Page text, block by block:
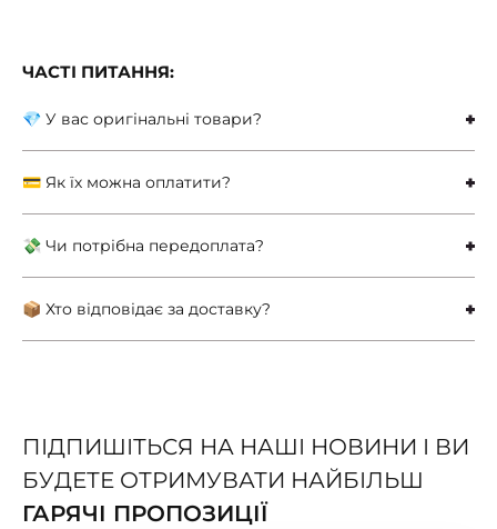
ЧАСТІ ПИТАННЯ:
💎 У вас оригінальні товари?
💳 Як їх можна оплатити?
💸 Чи потрібна передоплата?
📦 Хто відповідає за доставку?
ПІДПИШІТЬСЯ НА НАШІ НОВИНИ І ВИ
БУДЕТЕ ОТРИМУВАТИ НАЙБІЛЬШ
ГАРЯЧІ ПРОПОЗИЦІЇ